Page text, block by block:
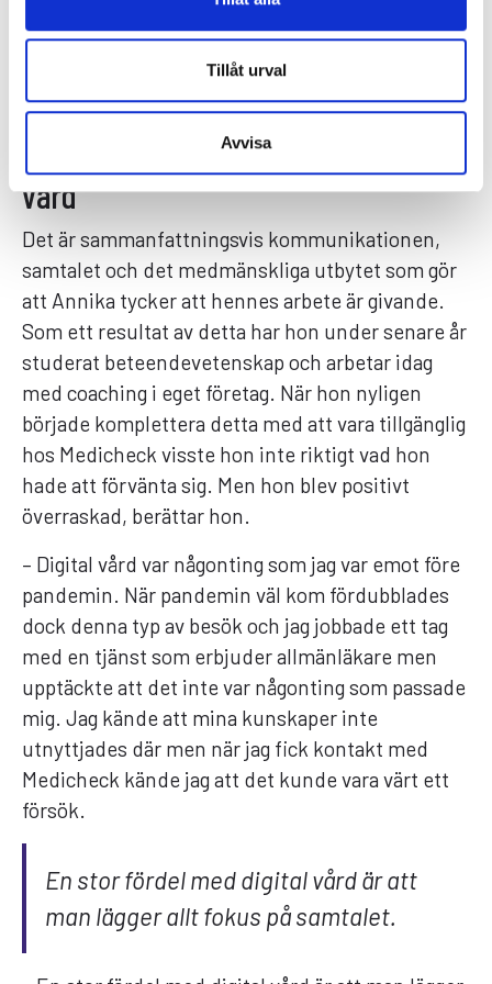
Tillåt urval
Avvisa
tillstånd som inte var möjligt för 10–15 år sedan,
Allt fokus på samtalet vid digital
vård
Det är sammanfattningsvis kommunikationen,
samtalet och det medmänskliga utbytet som gör
att Annika tycker att hennes arbete är givande.
Som ett resultat av detta har hon under senare år
studerat beteendevetenskap och arbetar idag
med coaching i eget företag. När hon nyligen
började komplettera detta med att vara tillgänglig
hos Medicheck visste hon inte riktigt vad hon
hade att förvänta sig. Men hon blev positivt
överraskad, berättar hon.
– Digital vård var någonting som jag var emot före
pandemin. När pandemin väl kom fördubblades
dock denna typ av besök och jag jobbade ett tag
med en tjänst som erbjuder allmänläkare men
upptäckte att det inte var någonting som passade
mig. Jag kände att mina kunskaper inte
utnyttjades där men när jag fick kontakt med
Medicheck kände jag att det kunde vara värt ett
försök.
En stor fördel med digital vård är att
man lägger allt fokus på samtalet.